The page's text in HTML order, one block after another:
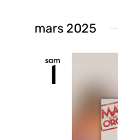
mars 2025
sam
1